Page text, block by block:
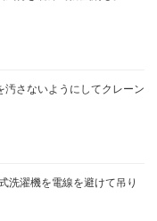
さないようにしてクレーン
洗濯機を電線を避けて吊り